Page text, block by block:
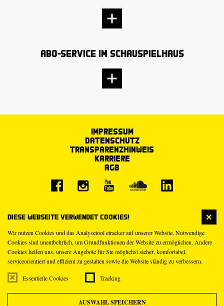
Diese Webseite verwendet Cookies!
Wir nutzen Cookies und das Analysetool etracker auf unserer Website. Notwendige
Cookies sind unentbehrlich, um Grundfunktionen der Website zu ermöglichen. Andere
Cookies helfen uns, unsere Angebote für Sie möglichst sicher, komfortabel,
serviceorientiert und effizient zu gestalten sowie die Website ständig zu verbessern.
Essentielle Cookies Tracking
AUSWAHL SPEICHERN
Abo-Service im Schauspielhaus
Impressum
Datenschutz
Transparenzhinweis
Karriere
AGB